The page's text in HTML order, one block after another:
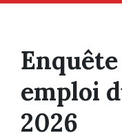
emploi
2026